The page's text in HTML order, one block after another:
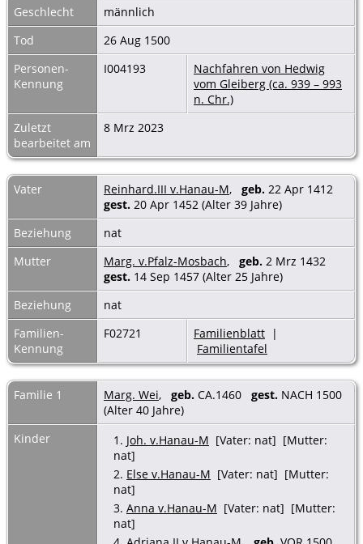
Geschlecht
männlich
Tod
26 Aug 1500
Personen-
Kennung
I004193
Nachfahren von Hedwig
vom Gleiberg (ca. 939 – 993
n. Chr.)
Zuletzt
bearbeitet am
8 Mrz 2023
Vater Reinhard.III v.Hanau-M, geb. 22 Apr 1412
gest. 20 Apr 1452 (Alter 39 Jahre)
Beziehung
nat
Mutter
Marg. v.Pfalz-Mosbach, geb. 2 Mrz 1432
gest. 14 Sep 1457 (Alter 25 Jahre)
Beziehung
nat
Familien-
Kennung
F02721 Familienblatt |
Familientafel
Familie 1 Marg. Wei, geb. CA.1460 gest. NACH 1500
(Alter 40 Jahre)
Kinder
1. Joh. v.Hanau-M [Vater: nat] [Mutter:
nat]
2. Else v.Hanau-M [Vater: nat] [Mutter:
nat]
3. Anna v.Hanau-M [Vater: nat] [Mutter:
nat]